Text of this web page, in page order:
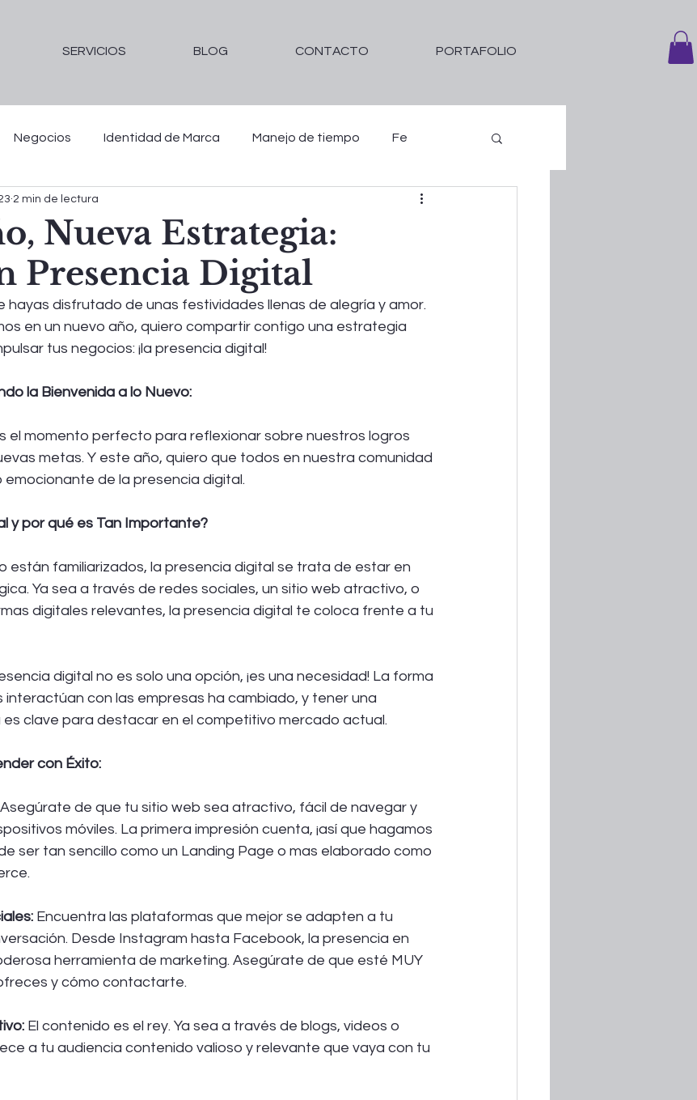
SERVICIOS BLOG CONTACTO PORTAFOLIO
Negocios Identidad de Marca Manejo de tiempo Fe
en Oración
Nueva Estrategia:
Presencia Digital
2 min de lectura
hayas disfrutado de unas festividades llenas de alegría y amor.
en un nuevo año, quiero compartir contigo una estrategia
tus negocios: ¡la presencia digital!
la Bienvenida a lo Nuevo:
el momento perfecto para reflexionar sobre nuestros logros
metas. Y este año, quiero que todos en nuestra comunidad
emocionante de la presencia digital.
y por qué es Tan Importante?
están familiarizados, la presencia digital se trata de estar en
Ya sea a través de redes sociales, un sitio web atractivo, o
digitales relevantes, la presencia digital te coloca frente a tu
digital no es solo una opción, ¡es una necesidad! La forma
interactúan con las empresas ha cambiado, y tener una
es clave para destacar en el competitivo mercado actual.
con Éxito:
Asegúrate de que tu sitio web sea atractivo, fácil de navegar y
móviles. La primera impresión cuenta, ¡así que hagamos
ser tan sencillo como un Landing Page o mas elaborado como
Encuentra las plataformas que mejor se adapten a tu
Desde Instagram hasta Facebook, la presencia en
herramienta de marketing. Asegúrate de que esté MUY
y cómo contactarte.
El contenido es el rey. Ya sea a través de blogs, videos o
a tu audiencia contenido valioso y relevante que vaya con tu